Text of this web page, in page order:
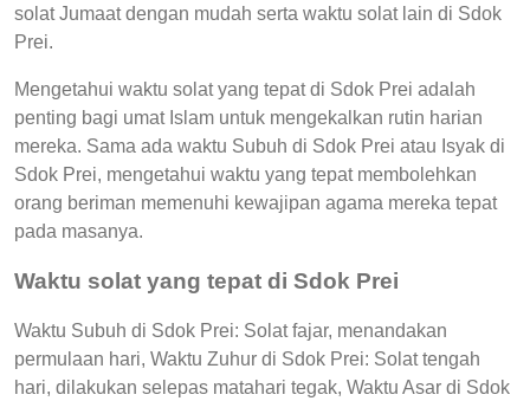
solat Jumaat dengan mudah serta waktu solat lain di Sdok
Prei.
Mengetahui waktu solat yang tepat di Sdok Prei adalah
penting bagi umat Islam untuk mengekalkan rutin harian
mereka. Sama ada waktu Subuh di Sdok Prei atau Isyak di
Sdok Prei, mengetahui waktu yang tepat membolehkan
orang beriman memenuhi kewajipan agama mereka tepat
pada masanya.
Waktu solat yang tepat di Sdok Prei
Waktu Subuh di Sdok Prei: Solat fajar, menandakan
permulaan hari, Waktu Zuhur di Sdok Prei: Solat tengah
hari, dilakukan selepas matahari tegak, Waktu Asar di Sdok